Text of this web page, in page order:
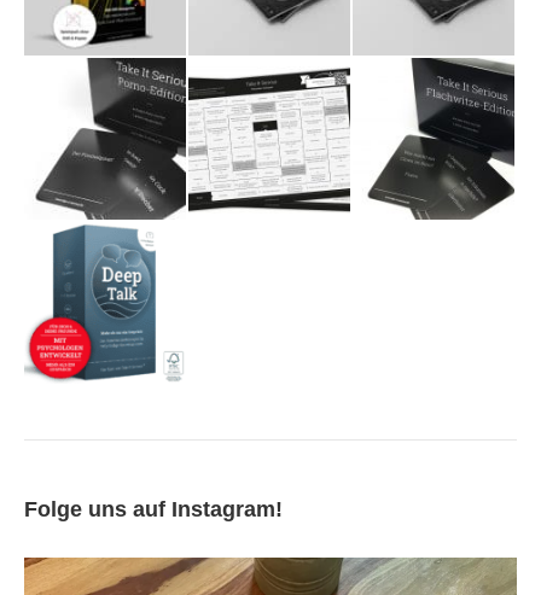
Folge uns auf Instagram!